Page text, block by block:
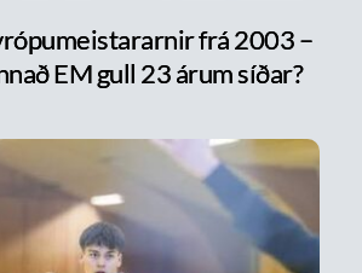
frá 2003 –
EM gull 23 árum síðar?